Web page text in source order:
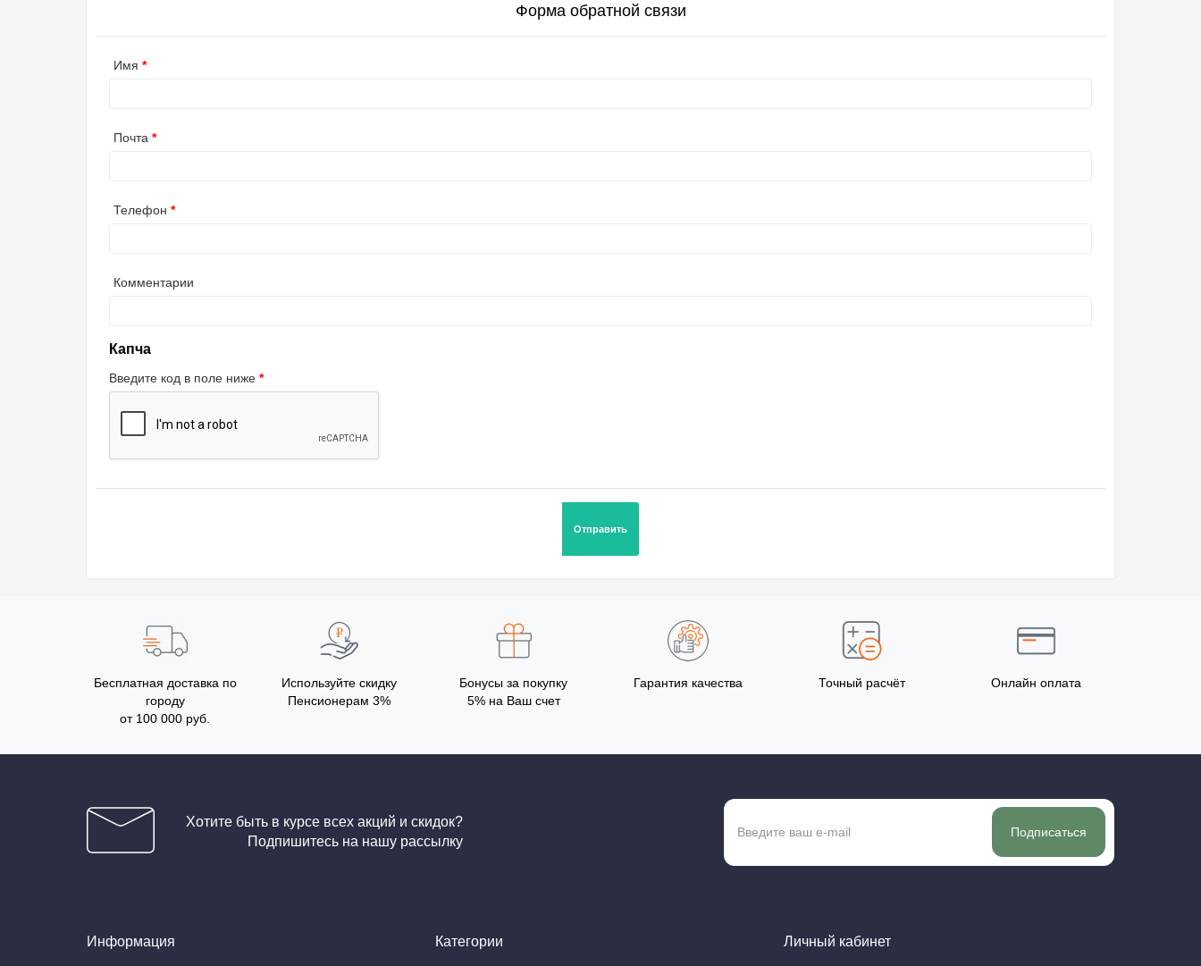
Форма обратной связи
Имя
Почта
Телефон
Комментарии
Капча
Введите код в поле ниже
Бесплатная доставка по
городу
от 100 000 руб.
Используйте скидку
Пенсионерам 3%
Бонусы за покупку
5% на Ваш счет
Гарантия качества Точный расчёт Онлайн оплата
Хотите быть в курсе всех акций и скидок?
Подпишитесь на нашу рассылку
Подписаться
Информация Категории Личный кабинет